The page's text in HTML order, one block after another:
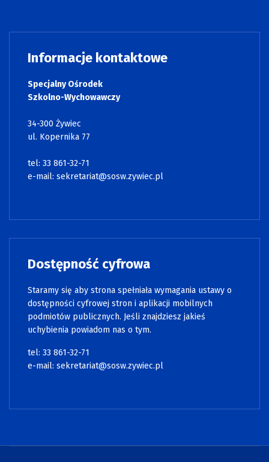
Informacje kontaktowe
Specjalny Ośrodek
Szkolno-Wychowawczy
34-300 Żywiec
ul. Kopernika 77
tel: 33 861-32-71
e-mail: sekretariat@sosw.zywiec.pl
Dostępność cyfrowa
Staramy się aby strona spełniała wymagania ustawy o
dostępności cyfrowej stron i aplikacji mobilnych
podmiotów publicznych. Jeśli znajdziesz jakieś
uchybienia powiadom nas o tym.
tel: 33 861-32-71
e-mail: sekretariat@sosw.zywiec.pl